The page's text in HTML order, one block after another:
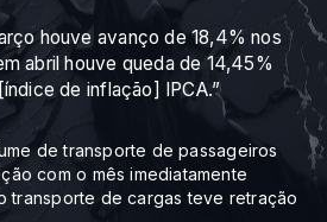
houve avanço de 18,4% nos
abril houve queda de 14,45%
de inflação] IPCA.”
de transporte de passageiros
com o mês imediatamente
transporte de cargas teve retração